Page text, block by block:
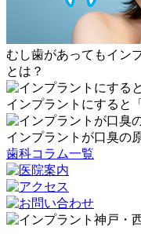
むし歯があってもイン
とは？
インプラントにすると
インプラントが口臭の
歯科コラム一覧